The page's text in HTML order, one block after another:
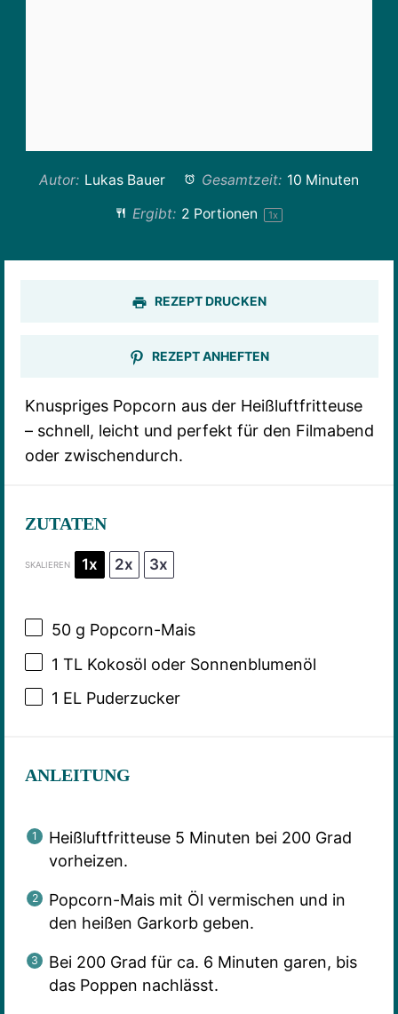
Autor: Lukas Bauer Gesamtzeit: 10 Minuten
Ergibt: 2 Portionen 1x
REZEPT DRUCKEN
REZEPT ANHEFTEN
Knuspriges Popcorn aus der Heißluftfritteuse
– schnell, leicht und perfekt für den Filmabend
oder zwischendurch.
ZUTATEN
SKALIEREN 1x 2x 3x
50 g Popcorn-Mais
1 TL Kokosöl oder Sonnenblumenöl
1 EL Puderzucker
ANLEITUNG
Heißluftfritteuse 5 Minuten bei 200 Grad
vorheizen.
Popcorn-Mais mit Öl vermischen und in
den heißen Garkorb geben.
Bei 200 Grad für ca. 6 Minuten garen, bis
das Poppen nachlässt.